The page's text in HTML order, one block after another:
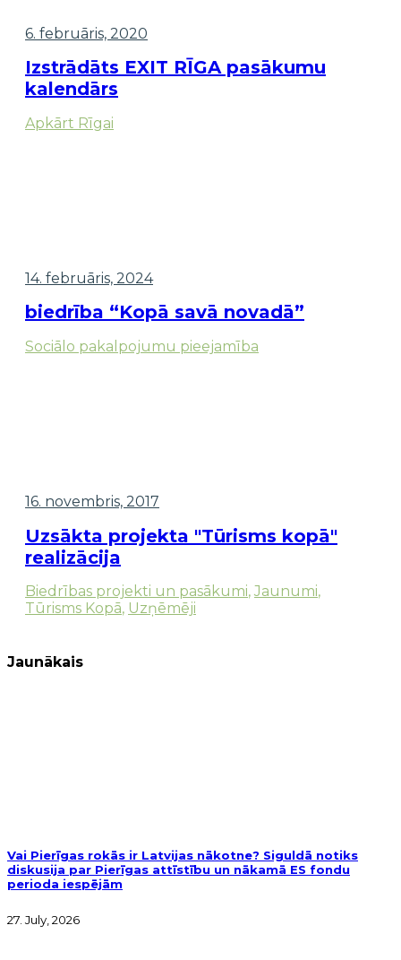
6. februāris, 2020
Izstrādāts EXIT RĪGA pasākumu
kalendārs
Apkārt Rīgai
14. februāris, 2024
biedrība “Kopā savā novadā”
Sociālo pakalpojumu pieejamība
16. novembris, 2017
Uzsākta projekta "Tūrisms kopā"
realizācija
Biedrības projekti un pasākumi, Jaunumi,
Tūrisms Kopā, Uzņēmēji
Jaunākais
Vai Pierīgas rokās ir Latvijas nākotne? Siguldā notiks
diskusija par Pierīgas attīstību un nākamā ES fondu
perioda iespējām
27. July, 2026